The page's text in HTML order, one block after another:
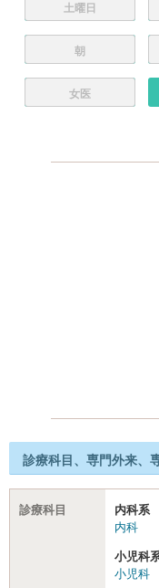
土曜日
朝
女医
診療科目、専門外来、
診療科目
内科系
内科
小児科
小児科